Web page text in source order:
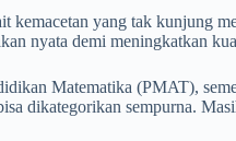
yang tak kunjung
nyata demi meningkatkan
Matematika (PMAT),
dikategorikan sempurna.